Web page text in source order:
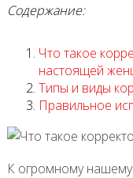
Содержание:
Что такое
настоящей
Типы и виды
Правильное
К огромному